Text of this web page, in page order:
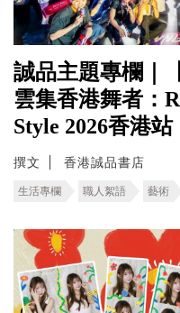
誠品主題專欄｜
雲集香港舞者：
Style 2026香港站
撰文 香港誠品書店
生活專欄 職人絮語 藝術